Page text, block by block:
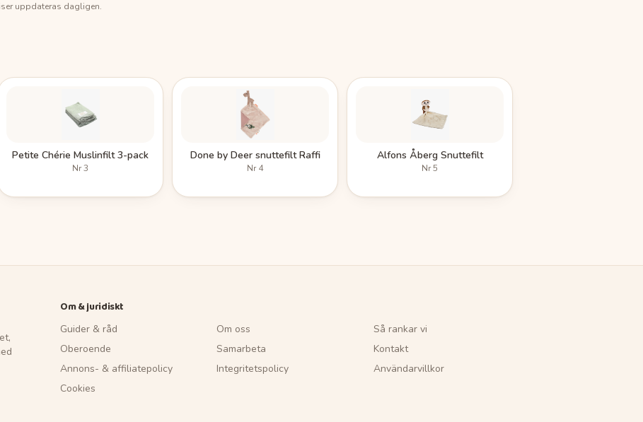
uppdateras dagligen.
Petite Chérie Muslinfilt 3-pack
Nr3
Done by Deer snuttefilt Raffi
Nr4
Alfons Åberg Snuttefilt
Nr5
Om & juridiskt
Guider & råd Om oss
Så rankar vi
Oberoende
Samarbeta
Kontakt
Annons- & affiliatepolicy
Integritetspolicy
Användarvillkor
Cookies